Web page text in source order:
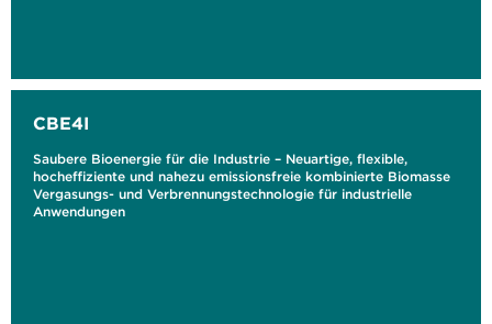
CBE4I
Saubere Bioenergie für die Industrie – Neuartige, flexible,
hocheffiziente und nahezu emissionsfreie kombinierte Biomasse
Vergasungs- und Verbrennungstechnologie für industrielle
Anwendungen